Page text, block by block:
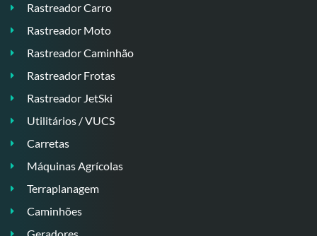
Rastreador Carro
Rastreador Moto
Rastreador Caminhão
Rastreador Frotas
Rastreador JetSki
Utilitários / VUCS
Carretas
Máquinas Agrícolas
Terraplanagem
Caminhões